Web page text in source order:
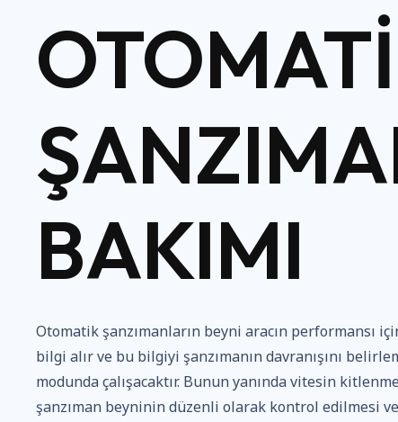
BAKIMI
Otomatik şanzımanların beyni aracın performansı
bilgi alır ve bu bilgiyi şanzımanın davranışını
modunda çalışacaktır. Bunun yanında vitesin
şanzıman beyninin düzenli olarak kontrol edilmesi ve